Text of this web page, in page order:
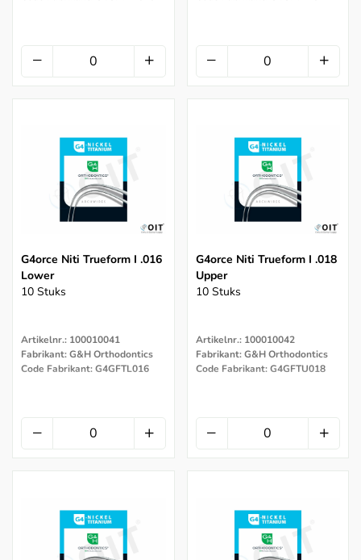
G4orce Niti Trueform I .016
Lower
10 Stuks
Artikelnr.: 100010041
Fabrikant: G&H Orthodontics
Code Fabrikant: G4GFTL016
G4orce Niti Trueform I .018
Upper
10 Stuks
Artikelnr.: 100010042
Fabrikant: G&H Orthodontics
Code Fabrikant: G4GFTU018